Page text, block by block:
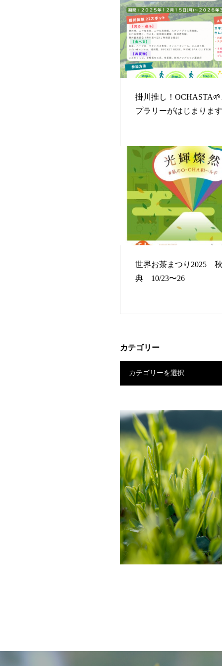
掛川推し！
プラリーがはじまります
世界お茶まつり2025
典 10/23〜26
カテゴリー
カテゴリーを選択